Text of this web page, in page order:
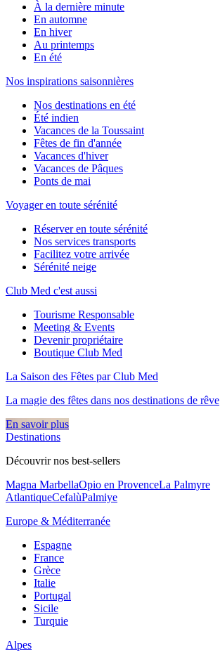
À la dernière minute
En automne
En hiver
Au printemps
En été
Nos inspirations saisonnières
Nos destinations en été
Été indien
Vacances de la Toussaint
Fêtes de fin d'année
Vacances d'hiver
Vacances de Pâques
Ponts de mai
Voyager en toute sérénité
Réserver en toute sérénité
Nos services transports
Facilitez votre arrivée
Sérénité neige
Club Med c'est aussi
Tourisme Responsable
Meeting & Events
Devenir propriétaire
Boutique Club Med
La Saison des Fêtes par Club Med
La magie des fêtes dans nos destinations de rêve​
En savoir plus
Destinations
Découvrir nos best-sellers
Magna MarbellaOpio en ProvenceLa Palmyre
AtlantiqueCefalùPalmiye
Europe & Méditerranée
Espagne
France
Grèce
Italie
Portugal
Sicile
Turquie
Alpes